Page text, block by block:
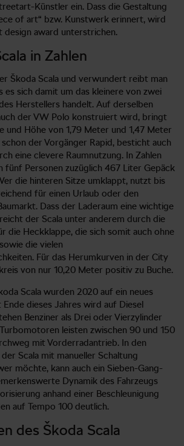
Künstler ein. Dass die Gestaltung
of art“ bzw. Kunstwerk erinnert, wird
design award unterstrichen.
in Zahlen
Škoda Scala und verwundert reibt man
es sich damit um das kleinere von zwei
Herstellers handelt. Auf derselben
der VW Polo konstruiert wird, bringt
und Höhe von 1,79 Meter und 1,47 Meter
der Vorgänger Rapid, besticht auch
eine clevere Raumnutzung. In Zahlen
fünf Personen zuzüglich 467 Liter Gepäck
die hinteren Sitze umklappt, nutzt bis
für einen Urlaub oder den
Dass der Laderaum eine wichtige
der Scala unter anderem durch die
die Heckklappe, die sich somit auch ohne
die vielen
Für das Herumkurven in der City
von nur 10,20 Meter positiv zu Buche.
Scala wurden 2020 auf ein neues
Ende dieses Jahres wird auf Diesel
Benziner als Drei oder Vierzylinder
leisten zwischen 90 und 150
mit Vorderradantrieb. In den
Scala mit manueller Schaltung
möchte, kann auch ein Sieben-Gang-
Dynamik des Fahrzeugs
anhand einer Beschleunigung
auf Tempo 100 deutlich.
des Škoda Scala